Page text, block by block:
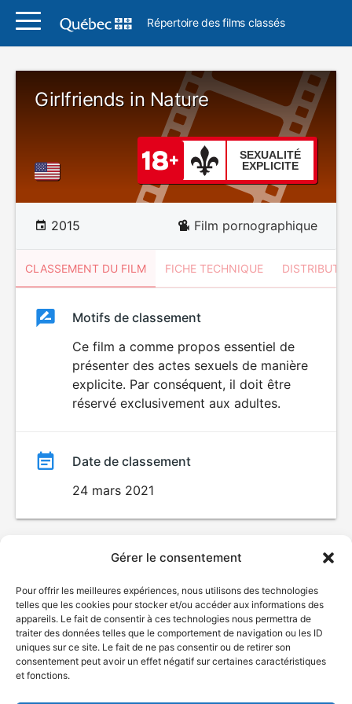
Gérer le consentement
Pour offrir les meilleures expériences, nous utilisons des technologies
telles que les cookies pour stocker et/ou accéder aux informations des
appareils. Le fait de consentir à ces technologies nous permettra de
traiter des données telles que le comportement de navigation ou les ID
uniques sur ce site. Le fait de ne pas consentir ou de retirer son
consentement peut avoir un effet négatif sur certaines caractéristiques
et fonctions.
Répertoire des films classés
Girlfriends in Nature
SEXUALITÉ
EXPLICITE
2015 Film pornographique
CLASSEMENT DU FILM FICHE TECHNIQUE
ClassementClassement
SEXUALITÉ
EXPLICITE
Motifs de classement
Ce film a comme propos essentiel de
présenter des actes sexuels de manière
explicite. Par conséquent, il doit être
réservé exclusivement aux adultes.
Date de classement
24 mars 2021